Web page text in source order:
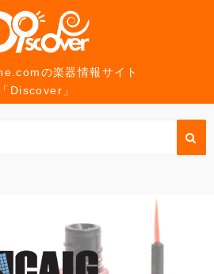
の楽器情報サイト
「Discover」